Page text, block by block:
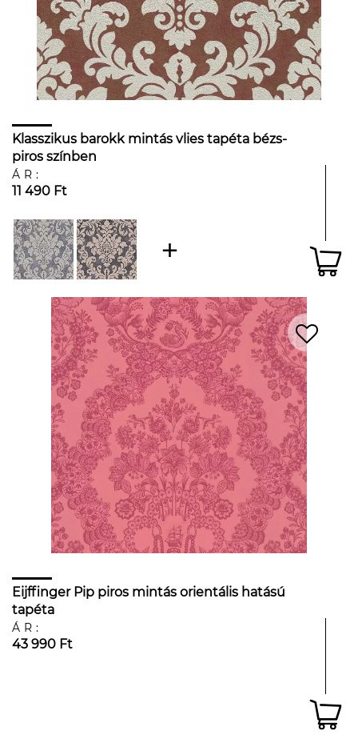
Klasszikus barokk mintás vlies tapéta bézs-
piros színben
ÁR:
11 490 Ft
Eijffinger Pip piros mintás orientális hatású
tapéta
ÁR:
43 990 Ft